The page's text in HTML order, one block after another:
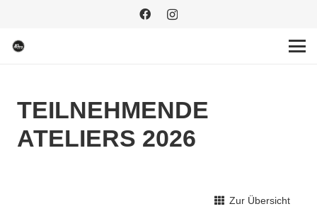
TEILNEHMENDE
ATELIERS 2026
Zur Übersicht